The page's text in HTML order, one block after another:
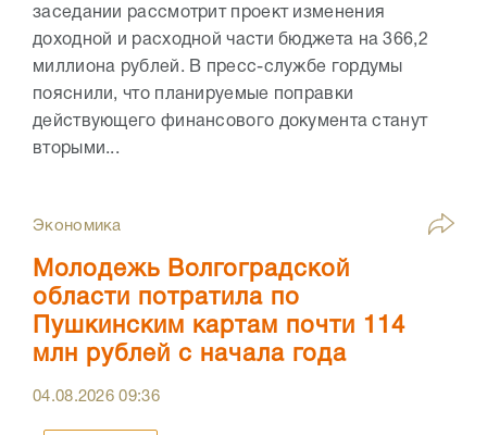
заседании рассмотрит проект изменения
доходной и расходной части бюджета на 366,2
миллиона рублей. В пресс-службе гордумы
пояснили, что планируемые поправки
действующего финансового документа станут
вторыми...
Экономика
Молодежь Волгоградской
области потратила по
Пушкинским картам почти 114
млн рублей с начала года
04.08.202609:36